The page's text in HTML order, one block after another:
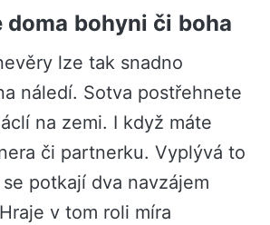
doma bohyni či boha
lze tak snadno
náledí. Sotva postřehnete
na zemi. I když máte
či partnerku. Vyplývá to
potkají dva navzájem
v tom roli míra